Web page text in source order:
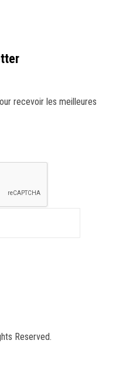
recevoir les meilleures
Reserved.